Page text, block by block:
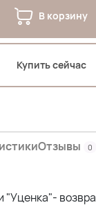
В корзину
Купить сейчас
Отзывы 0
"Уценка"-